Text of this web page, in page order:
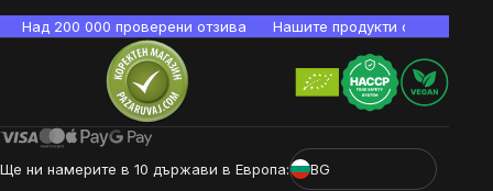
Над 200 000 проверени отзива Нашите продукти са
Ще ни намерите в 10 държави в Европа:
BG